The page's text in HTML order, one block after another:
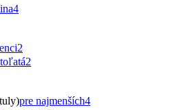
4
2
2
pre najmenších4